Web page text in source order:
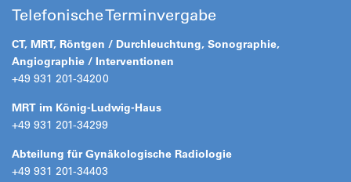
Telefonische Terminvergabe
CT, MRT, Röntgen / Durchleuchtung, Sonographie,
Angiographie / Interventionen
+49 931 201-34200
MRT im König-Ludwig-Haus
+49 931 201-34299
Abteilung für Gynäkologische Radiologie
+49 931 201-34403